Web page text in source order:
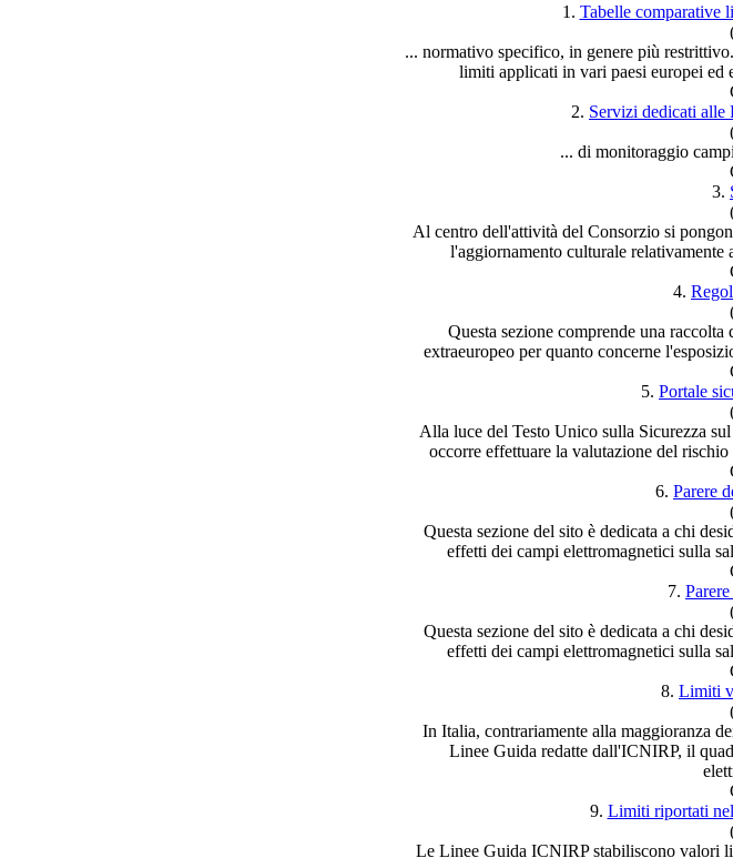
1. Tabelle comparative
... normativo specifico, in genere più
limiti applicati in vari paesi europei ed
2. Servizi dedicati alle
... di monitoraggio campi
3.
Al centro dell'attività del Consorzio si
l'aggiornamento culturale relativamente
4.
Questa sezione comprende una
extraeuropeo per quanto concerne
5. Portale
Alla luce del Testo Unico sulla Sicurezza
occorre effettuare la valutazione del rischio
6. Parere
Questa sezione del sito è dedicata a chi
effetti dei campi elettromagnetici sulla
7.
Questa sezione del sito è dedicata a chi
effetti dei campi elettromagnetici sulla
8. Limiti
In Italia, contrariamente alla maggioranza
Linee Guida redatte dall'ICNIRP, il
9. Limiti riportati
Le Linee Guida ICNIRP stabiliscono valori